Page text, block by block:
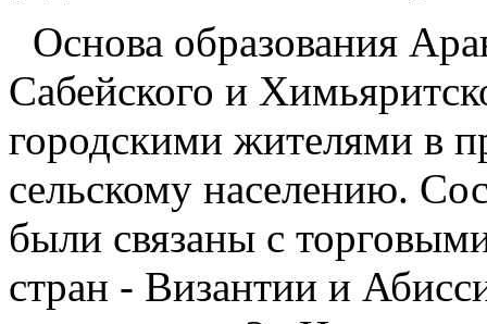
Основа образования
Сабейского и
городскими жителями в
сельскому населению.
были связаны с
стран - Византии и